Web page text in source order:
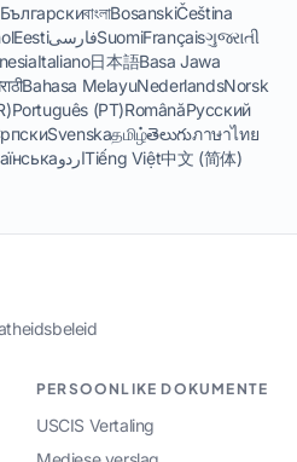
БългарскиবাংলাBosanskiČeština
EestiفارسیSuomiFrançaisગુજરાતી
Italiano日本語Basa Jawa
Bahasa MelayuNederlandsNorsk
Português (PT)RomânăРусский
Svenskaதமிழ்తెలుగుภาษาไทย
اردوTiếng Việt中文 (简体)
PERSOONLIKE DOKUMENTE
USCIS Vertaling